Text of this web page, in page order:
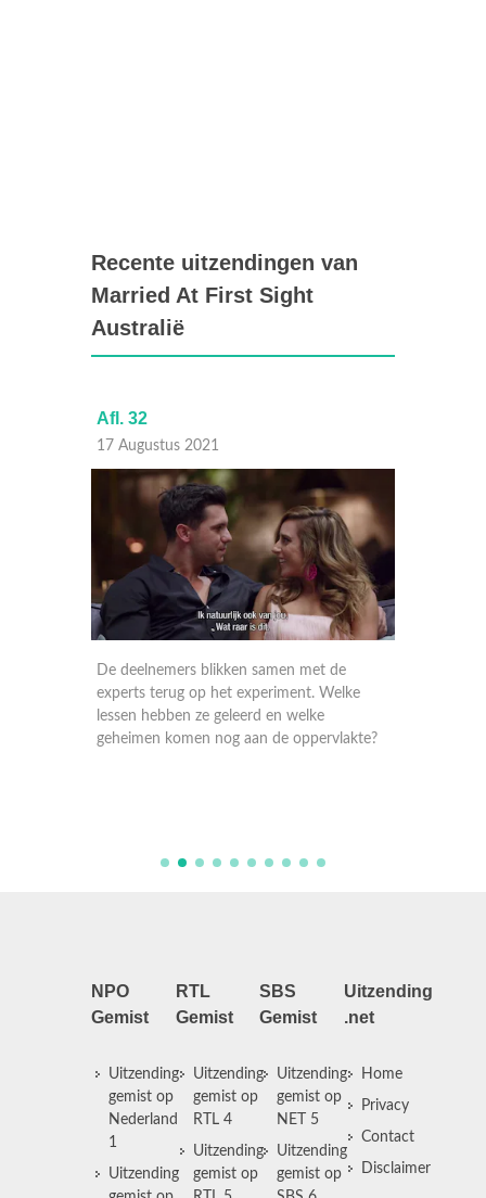
Recente uitzendingen van
Married At First Sight
Australië
Afl. 32
17 Augustus 2021
De deelnemers blikken samen met de
experts terug op het experiment. Welke
lessen hebben ze geleerd en welke
geheimen komen nog aan de oppervlakte?
NPO
Gemist
Uitzending
gemist op
Nederland
1
Uitzending
RTL
Gemist
Uitzending
gemist op
RTL 4
Uitzending
gemist op
SBS
Gemist
Uitzending
gemist op
NET 5
Uitzending
gemist op
Uitzending
.net
Home
Privacy
Contact
Disclaimer